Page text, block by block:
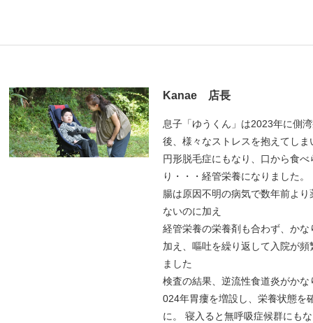
Kanae 店長
息子「ゆうくん」は2023年に側
後、様々なストレスを抱えてしま
円形脱毛症にもなり、口から食べ
り・・・経管栄養になりました。
腸は原因不明の病気で数年前より
ないのに加え
経管栄養の栄養剤も合わず、かな
加え、嘔吐を繰り返して入院が頻
ました
検査の結果、逆流性食道炎がかな
024年胃瘻を増設し、栄養状態を
に。 寝入ると無呼吸症候群にも